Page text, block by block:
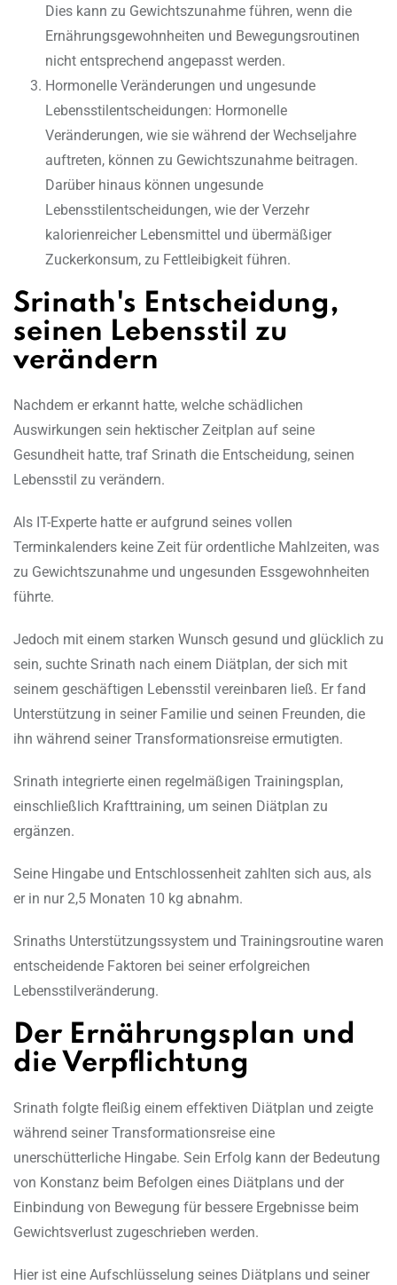
Dies kann zu Gewichtszunahme führen, wenn die
Ernährungsgewohnheiten und Bewegungsroutinen
nicht entsprechend angepasst werden.
Hormonelle Veränderungen und ungesunde
Lebensstilentscheidungen: Hormonelle
Veränderungen, wie sie während der Wechseljahre
auftreten, können zu Gewichtszunahme beitragen.
Darüber hinaus können ungesunde
Lebensstilentscheidungen, wie der Verzehr
kalorienreicher Lebensmittel und übermäßiger
Zuckerkonsum, zu Fettleibigkeit führen.
Srinath's Entscheidung,
seinen Lebensstil zu
verändern
Nachdem er erkannt hatte, welche schädlichen
Auswirkungen sein hektischer Zeitplan auf seine
Gesundheit hatte, traf Srinath die Entscheidung, seinen
Lebensstil zu verändern.
Als IT-Experte hatte er aufgrund seines vollen
Terminkalenders keine Zeit für ordentliche Mahlzeiten, was
zu Gewichtszunahme und ungesunden Essgewohnheiten
führte.
Jedoch mit einem starken Wunsch gesund und glücklich zu
sein, suchte Srinath nach einem Diätplan, der sich mit
seinem geschäftigen Lebensstil vereinbaren ließ. Er fand
Unterstützung in seiner Familie und seinen Freunden, die
ihn während seiner Transformationsreise ermutigten.
Srinath integrierte einen regelmäßigen Trainingsplan,
einschließlich Krafttraining, um seinen Diätplan zu
ergänzen.
Seine Hingabe und Entschlossenheit zahlten sich aus, als
er in nur 2,5 Monaten 10 kg abnahm.
Srinaths Unterstützungssystem und Trainingsroutine waren
entscheidende Faktoren bei seiner erfolgreichen
Lebensstilveränderung.
Der Ernährungsplan und
die Verpflichtung
Srinath folgte fleißig einem effektiven Diätplan und zeigte
während seiner Transformationsreise eine
unerschütterliche Hingabe. Sein Erfolg kann der Bedeutung
von Konstanz beim Befolgen eines Diätplans und der
Einbindung von Bewegung für bessere Ergebnisse beim
Gewichtsverlust zugeschrieben werden.
Hier ist eine Aufschlüsselung seines Diätplans und seiner